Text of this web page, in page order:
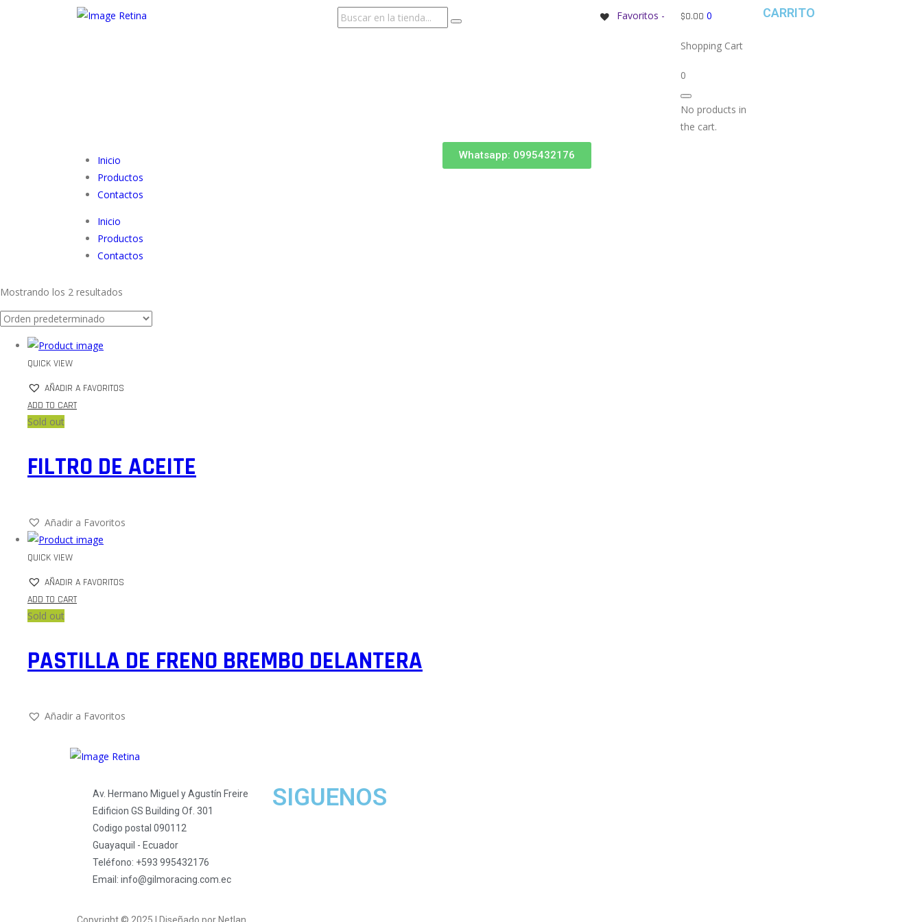
Favoritos - $0.00 0
Shopping Cart
0
No products in
the cart.
CARRITO
Inicio
Productos
Contactos
Inicio
Productos
Contactos
Whatsapp: 0995432176
Mostrando los 2 resultados
QUICK VIEW
AÑADIR A FAVORITOS
ADD TO CART
Sold out
FILTRO DE ACEITE
Añadir a Favoritos
QUICK VIEW
AÑADIR A FAVORITOS
ADD TO CART
Sold out
PASTILLA DE FRENO BREMBO DELANTERA
Añadir a Favoritos
Av. Hermano Miguel y Agustín Freire
Edificion GS Building Of. 301
Codigo postal 090112
Guayaquil - Ecuador
Teléfono: +593 995432176
Email: info@gilmoracing.com.ec
SIGUENOS